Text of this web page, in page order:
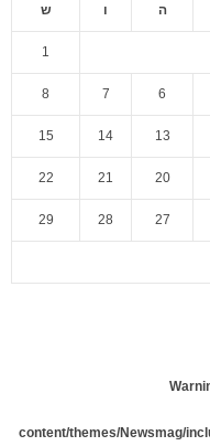
ה ו ש
1
6
7
8
13
14
15
20
21
22
27
28
29
content/themes/Newsmag/